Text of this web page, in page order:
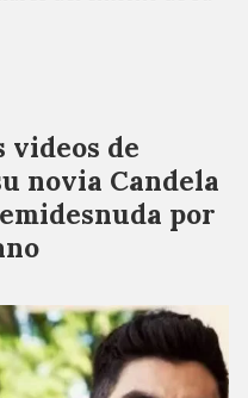
videos de
novia Candela
por